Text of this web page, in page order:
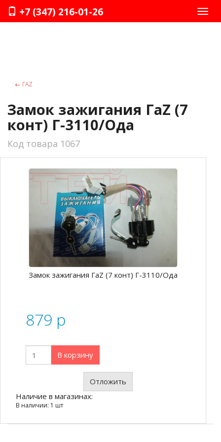
+7 (347) 216-01-26
← ГАZ
Замок зажигания ГаZ (7
конт) Г-3110/Ода
Код товара 1067
Замок зажигания ГаZ (7 конт) Г-3110/Ода
879 p
В корзину
Отложить
Наличие в магазинах:
В наличии: 1 шт